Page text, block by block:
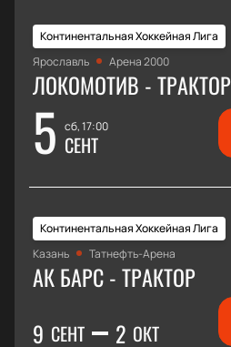
Континентальная Хоккейная Лига
Ярославль
Арена 2000
ЛОКОМОТИВ - ТРАКТОР
5 сб, 17:00
СЕНТ
Континентальная Хоккейная Лига
Казань
Татнефть-Арена
АК БАРС - ТРАКТОР
9 СЕНТ 2 ОКТ